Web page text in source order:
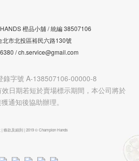
橙品小舖 /統編38507106
北市北投區裕民六路130號
/ ch.service@gmail.com
錄字號 A-138507106-00000-8
日期若短於賣場標示期間，本公司將於
通知後協助辦理。
款及細則 | 2019 © Champion Hands